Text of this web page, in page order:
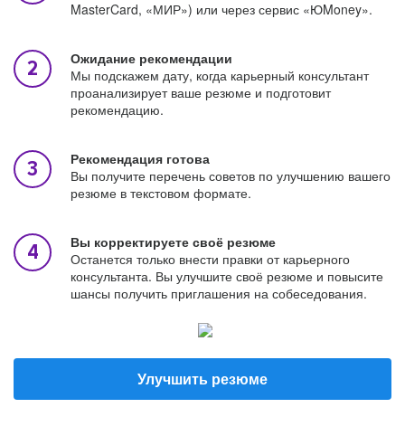
MasterCard, «МИР») или через сервис «ЮMoney».
Ожидание рекомендации
Мы подскажем дату, когда карьерный консультант
проанализирует ваше резюме и подготовит
рекомендацию.
Рекомендация готова
Вы получите перечень советов по улучшению вашего
резюме в текстовом формате.
Вы корректируете своё резюме
Останется только внести правки от карьерного
консультанта. Вы улучшите своё резюме и повысите
шансы получить приглашения на собеседования.
Улучшить резюме